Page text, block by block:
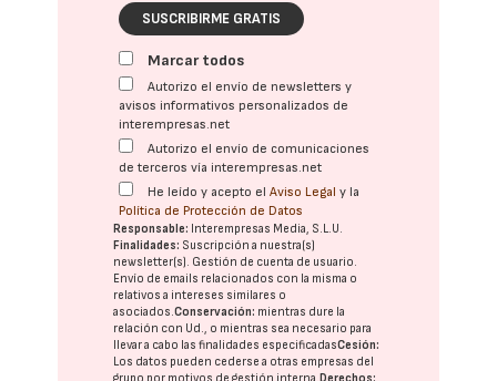
SUSCRIBIRME GRATIS
Marcar todos
Autorizo el envío de newsletters y
avisos informativos personalizados de
interempresas.net
Autorizo el envío de comunicaciones
de terceros vía interempresas.net
He leído y acepto elAviso Legal y la
Política de Protección de Datos
Responsable: Interempresas Media, S.L.U.
Finalidades: Suscripción a nuestra(s)
newsletter(s). Gestión de cuenta de usuario.
Envío de emails relacionados con la misma o
relativos a intereses similares o
asociados.Conservación: mientras dure la
relación con Ud., o mientras sea necesario para
llevar a cabo las finalidades especificadasCesión:
Los datos pueden cederse a otras empresas del